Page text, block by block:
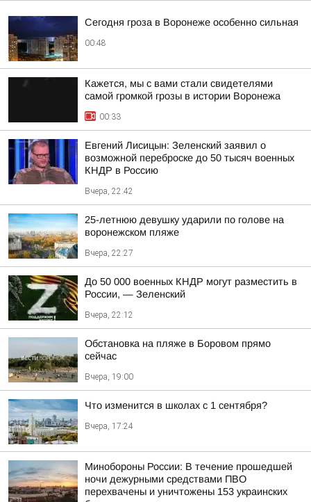
Сегодня гроза в Воронеже особенно сильная
00:48
Кажется, мы с вами стали свидетелями
самой громкой грозы в истории Воронежа
00:33
Евгений Лисицын: Зеленский заявил о
возможной переброске до 50 тысяч военных
КНДР в Россию
Вчера, 22:42
25-летнюю девушку ударили по голове на
воронежском пляже
Вчера, 22:27
До 50 000 военных КНДР могут разместить в
России, — Зеленский
Вчера, 22:12
Обстановка на пляже в Боровом прямо
сейчас
Вчера, 19:00
Что изменится в школах с 1 сентября?
Вчера, 17:24
Минобороны России: В течение прошедшей
ночи дежурными средствами ПВО
перехвачены и уничтожены 153 украинских